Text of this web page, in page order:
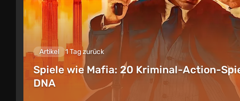
Artikel 1 Tag zurück
Spiele wie Mafia: 20 Kriminal-Action-
DNA